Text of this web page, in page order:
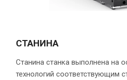
СТАНИНА
Станина станка выполнена на
технологий соответствующим